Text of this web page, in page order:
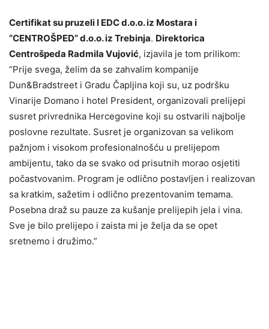
Certifikat su pruzeli I EDC d.o.o. iz Mostara i
“CENTROŠPED” d.o.o. iz Trebinja. Direktorica
Centrošpeda Radmila Vujović, izjavila je tom prilikom:
“Prije svega, želim da se zahvalim kompanije
Dun&Bradstreet i Gradu Čapljina koji su, uz podršku
Vinarije Domano i hotel President, organizovali prelijepi
susret privrednika Hercegovine koji su ostvarili najbolje
poslovne rezultate. Susret je organizovan sa velikom
pažnjom i visokom profesionalnošću u prelijepom
ambijentu, tako da se svako od prisutnih morao osjetiti
počastvovanim. Program je odlično postavljen i realizovan
sa kratkim, sažetim i odlično prezentovanim temama.
Posebna draž su pauze za kušanje prelijepih jela i vina.
Sve je bilo prelijepo i zaista mi je želja da se opet
sretnemo i družimo.”